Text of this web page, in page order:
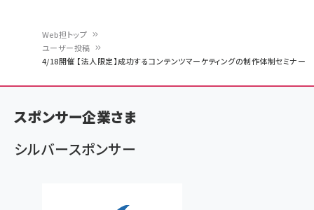
ン
く
ず
Web担トップ
ユーザー投稿
4/18開催 【法人限定】成功するコンテンツマーケティングの制作体制セミナー
スポンサー企業さま
シルバースポンサー